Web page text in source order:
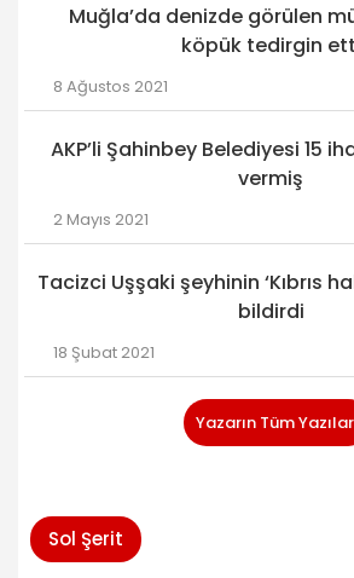
Muğla’da denizde görülen
köpük tedirgin
8 Ağustos 2021
AKP’li Şahinbey Belediyesi 15
vermiş
2 Mayıs 2021
Tacizci Uşşaki şeyhinin ‘Kıbrıs
bildirdi
18 Şubat 2021
Yazarın Tüm
Sol Şerit